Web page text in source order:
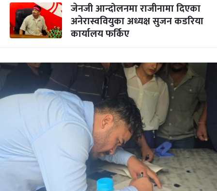
जेनजी आन्दोलनमा राजीनामा दिएका
अनेरास्ववियुका अध्यक्ष सुजन कडरिया
कार्यालय फर्किए